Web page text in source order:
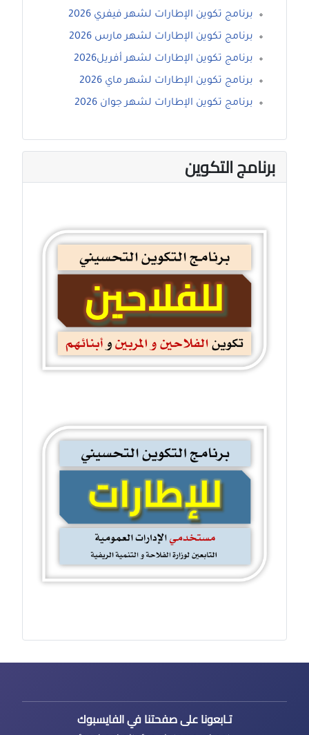
برنامج تكوين الإطارات لشهر فيفري 2026
برنامج تكوين الإطارات لشهر مارس 2026
برنامج تكوين الإطارات لشهر أفريل2026
برنامج تكوين الإطارات لشهر ماي 2026
برنامج تكوين الإطارات لشهر جوان 2026
برنامج التكوين
تـابعونا على صفحتنا في الفايسبوك